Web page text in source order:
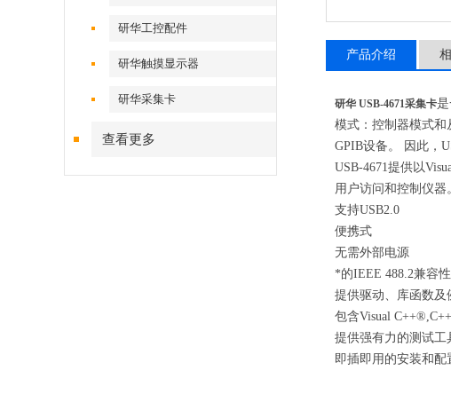
研华工控配件
研华触摸显示器
研华采集卡
查看更多
产品介绍
研华 USB-4671采集卡
模式：控制器模式和
GPIB设备。 因此，
USB-4671提供以
用户访问和控制仪器
支持USB2.0
便携式
无需外部电源
*的IEEE 488.2兼容性
提供驱动、库函数及
包含Visual
提供强有力的测试工
即插即用的安装和配